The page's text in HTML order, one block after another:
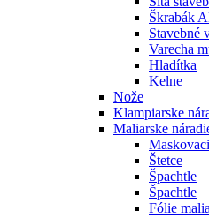
Škrabák
Stavebné
Varecha
Hladítka
Kelne
Nože
Klampiarske
Maliarske
Štetce
Špachtle
Špachtle
Fólie